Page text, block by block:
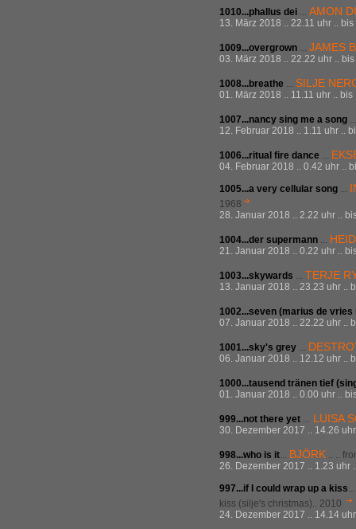
1010...phallus dei ... AMON
13. März 2018 .. 22.11 uhr ..
1009...overgrown ... JAMES
03. März 2018 .. 22.22 uhr ..
1008...breathe ... SILJE
01. März 2018 .. 11.11 uhr ..
1007...nancy sing me a song
12. Februar 2018 .. 1.11 uhr ..
1006...ritual fire dance ...
04. Februar 2018 .. 0.42 uhr ..
1005...a very cellular song ...
1968
28. Januar 2018 .. 2.22 uhr ..
1004...der supermann ...
21. Januar 2018 .. 0.22 uhr ..
1003...skywards ... TERJE
13. Januar 2018 .. 23.23 uhr ..
1002...seven (marius de vries
07. Januar 2018 .. 22.22 uhr ..
1001...sky's grey ...
06. Januar 2018 .. 12.12 uhr ..
1000...tausend tränen tief
01. Januar 2018 .. 0.00 uhr ..
999...not there yet ... LUISA
30. Dezember 2017 .. 14.26
998...who is it... BJÖRK .. ..
26. Dezember 2017 .. 1.23 uhr
997...if I could wrap up a kiss
kiss (silje's christmas).. 2010
24. Dezember 2017 .. 14.14